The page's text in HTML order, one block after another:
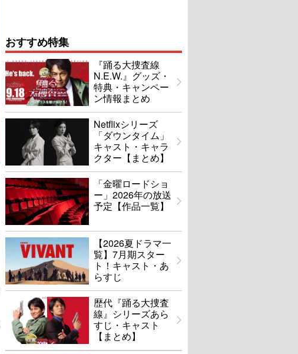
おすすめ特集
『踊る大捜査線
N.E.W.』グッズ・
特典・キャンペー
ン情報まとめ
Netflixシリーズ
「ダウンタイム」
キャスト・キャラ
クター【まとめ】
「金曜ロードショ
ー」2026年の放送
予定【作品一覧】
【2026夏ドラマ一
覧】7月期スター
ト！キャスト・あ
らすじ
歴代『踊る大捜査
線』シリーズあら
すじ・キャスト
【まとめ】